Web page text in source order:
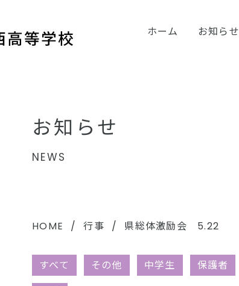
ホーム お知らせ
お知らせ
NEWS
HOME 行事 県総体激励会 5.22
すべて その他 中学生 保護者